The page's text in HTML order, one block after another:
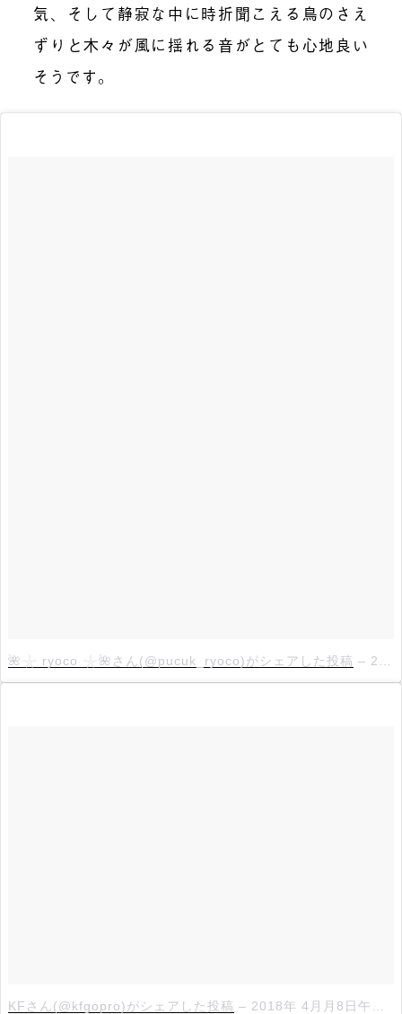
気、そして静寂な中に時折聞こえる鳥のさえ
ずりと木々が風に揺れる音がとても心地良い
そうです。
🌺𓇼 ryoco 𓇼🌺さん(@pucuk_ryoco)がシェアした投稿 – 2018年 4月月14日午後5時24分PDT
KFさん(@kfgopro)がシェアした投稿 – 2018年 4月月8日午後1時25分PDT